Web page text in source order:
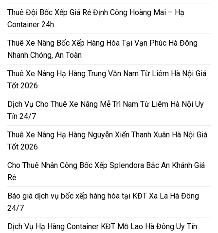
Thuê Đội Bốc Xếp Giá Rẻ Định Công Hoàng Mai – Hạ
Container 24h
Thuê Xe Nâng Bốc Xếp Hàng Hóa Tại Vạn Phúc Hà Đông
Nhanh Chóng, An Toàn
Thuê Xe Nâng Hạ Hàng Trung Văn Nam Từ Liêm Hà Nội Giá
Tốt 2026
Dịch Vụ Cho Thuê Xe Nâng Mễ Trì Nam Từ Liêm Hà Nội Uy
Tín 24/7
Thuê Xe Nâng Hạ Hàng Nguyễn Xiển Thanh Xuân Hà Nội Giá
Tốt 2026
Cho Thuê Nhân Công Bốc Xếp Splendora Bắc An Khánh Giá
Rẻ
Báo giá dịch vụ bốc xếp hàng hóa tại KĐT Xa La Hà Đông
24/7
Dịch Vụ Hạ Hàng Container KĐT Mỗ Lao Hà Đông Uy Tín